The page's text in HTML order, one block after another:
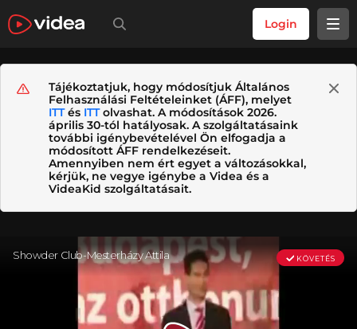
Login
Tájékoztatjuk, hogy módosítjuk Általános
Felhasználási Feltételeinket (ÁFF), melyet
ITTés ITTolvashat. A módosítások 2026.
április 30-tól hatályosak. A szolgáltatásaink
további igénybevételével Ön elfogadja a
módosított ÁFF rendelkezéseit.
Amennyiben nem ért egyet a változásokkal,
kérjük, ne vegye igénybe a Videa és a
VideaKid szolgáltatásait.